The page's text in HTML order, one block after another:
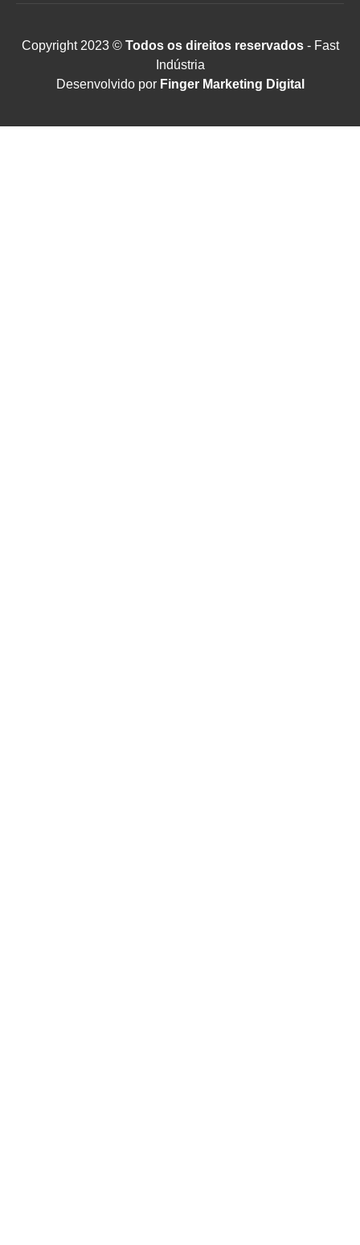
Copyright 2023 ©Todos os direitos reservados- Fast
Indústria
Desenvolvido por Finger Marketing Digital